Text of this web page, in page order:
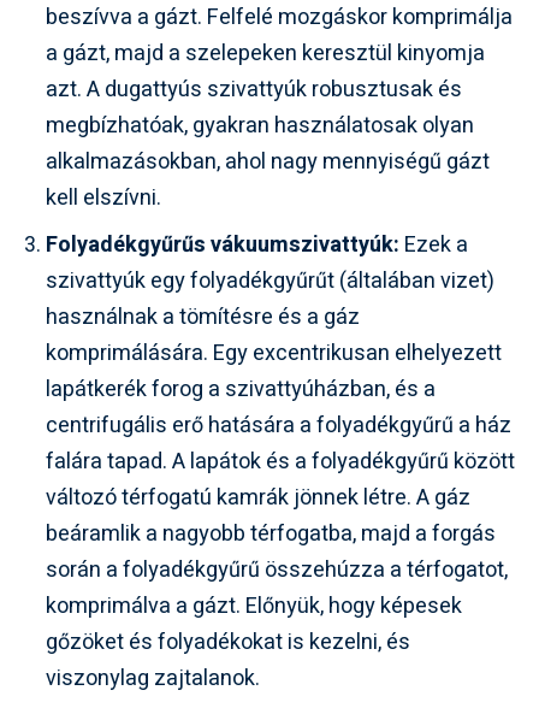
beszívva a gázt. Felfelé mozgáskor komprimálja
a gázt, majd a szelepeken keresztül kinyomja
azt. A dugattyús szivattyúk robusztusak és
megbízhatóak, gyakran használatosak olyan
alkalmazásokban, ahol nagy mennyiségű gázt
kell elszívni.
Folyadékgyűrűs vákuumszivattyúk: Ezek a
szivattyúk egy folyadékgyűrűt (általában vizet)
használnak a tömítésre és a gáz
komprimálására. Egy excentrikusan elhelyezett
lapátkerék forog a szivattyúházban, és a
centrifugális erő hatására a folyadékgyűrű a ház
falára tapad. A lapátok és a folyadékgyűrű között
változó térfogatú kamrák jönnek létre. A gáz
beáramlik a nagyobb térfogatba, majd a forgás
során a folyadékgyűrű összehúzza a térfogatot,
komprimálva a gázt. Előnyük, hogy képesek
gőzöket és folyadékokat is kezelni, és
viszonylag zajtalanok.